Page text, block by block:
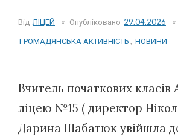
Від ЛІЦЕЙ Опубліковано 29.04.2026
ГРОМАДЯНСЬКА АКТИВНІСТЬ, НОВИНИ
Вчитель початкових класів
ліцею №15 ( директор
Дарина Шабатюк увійшла